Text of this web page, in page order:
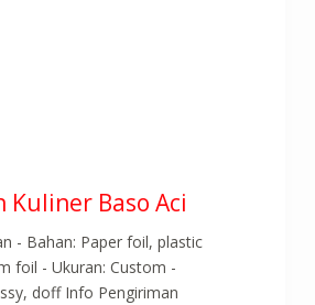
Kuliner Baso Aci
- Bahan: Paper foil, plastic
foil - Ukuran: Custom -
doff Info Pengiriman